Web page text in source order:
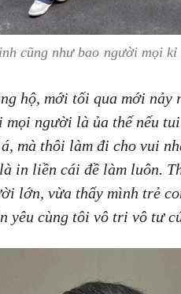
cũng như bao người mọi
hộ, mới tối qua mới
người là ủa thế nếu
mà thôi làm đi cho vui
in liền cái đề làm luôn.
lớn, vừa thấy mình trẻ
yêu cùng tôi vô tri vô tư